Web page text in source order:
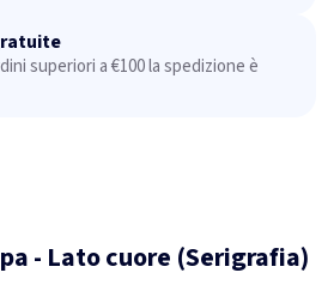
superiori a €100 la spedizione è
- Lato cuore (Serigrafia)